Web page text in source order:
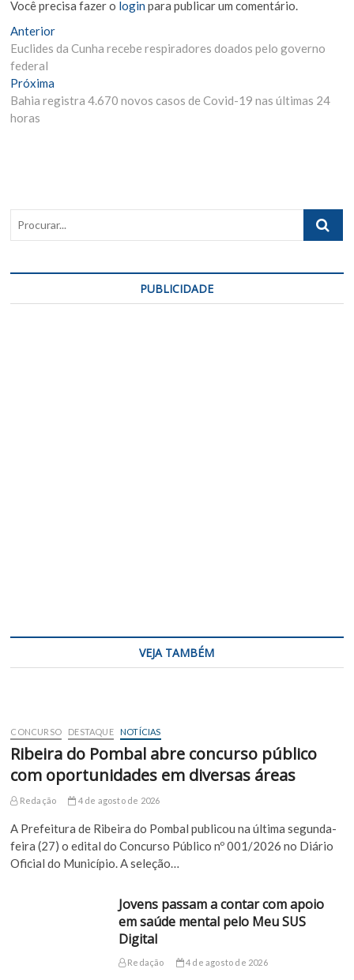
Você precisa fazer o login para publicar um comentário.
Navegação
de
Post
AnteriorMatéria
Anterior:
Euclides da Cunha recebe respiradores doados pelo governo
federal
Próxima
Materia:
Bahia registra 4.670 novos casos de Covid-19 nas últimas 24
horas
PUBLICIDADE
VEJA TAMBÉM
CONCURSO DESTAQUE NOTÍCIAS
Ribeira do Pombal abre concurso público
com oportunidades em diversas áreas
Redação 4 de agosto de 2026
A Prefeitura de Ribeira do Pombal publicou na última segunda-
feira (27) o edital do Concurso Público nº 001/2026 no Diário
Oficial do Município. A seleção…
Jovens passam a contar com apoio
em saúde mental pelo Meu SUS
Digital
Redação 4 de agosto de 2026